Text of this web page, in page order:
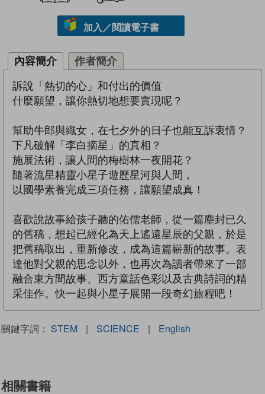
加入／閱讀電子書
內容簡介 作者簡介
訴說「熱切的心」和付出的價值
什麼願望，讓你熱切地想要實現呢？
幫助牛郎與織女，在七夕外的日子也能互訴衷情？
下凡破解「李白摘星」的真相？
施展法術，讓人間的梅樹林一夜開花？
隨著流星精靈小星子遊歷星河與人間，
以國學素養完成三項任務，讓願望成真！
喜歡說故事給孩子聽的佑儒老師，從一篇塵封已久
的舊稿，想起已經化為天上遙遠星辰的父親，於是
把舊稿取出，重新修改，成為這篇嶄新的故事。表
達他對父親的思念以外，也再次為讀者帶來了一部
融合東方間故事、西方童話色彩以及古典詩詞的精
采佳作。快一起與小星子展開一段奇幻旅程吧！
關鍵字詞： STEM | SCIENCE | English
相關書籍